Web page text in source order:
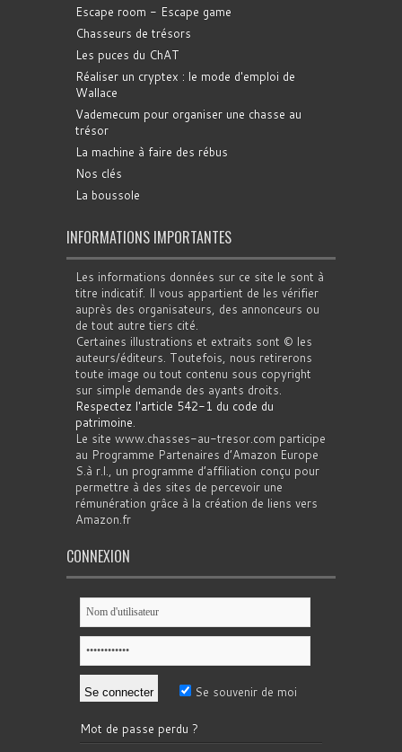
Escape room - Escape game
Chasseurs de trésors
Les puces du ChAT
Réaliser un cryptex : le mode d'emploi de
Wallace
Vademecum pour organiser une chasse au
trésor
La machine à faire des rébus
Nos clés
La boussole
INFORMATIONS IMPORTANTES
Les informations données sur ce site le sont à
titre indicatif. Il vous appartient de les vérifier
auprès des organisateurs, des annonceurs ou
de tout autre tiers cité.
Certaines illustrations et extraits sont © les
auteurs/éditeurs. Toutefois, nous retirerons
toute image ou tout contenu sous copyright
sur simple demande des ayants droits.
Respectez l'article 542-1 du code du
patrimoine.
Le site www.chasses-au-tresor.com participe
au Programme Partenaires d’Amazon Europe
S.à r.l., un programme d’affiliation conçu pour
permettre à des sites de percevoir une
rémunération grâce à la création de liens vers
Amazon.fr
CONNEXION
Se souvenir de moi
Mot de passe perdu ?